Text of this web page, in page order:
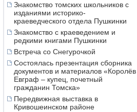
Знакомство томских школьников с
изданиями историко-
краеведческого отдела Пушкинки
Знакомство с краеведением и
редкими книгами Пушкинки
Встреча со Снегурочкой
Состоялась презентация сборника
документов и материалов «Королёв
Евграф – купец, почетный
гражданин Томска»
Передвижная выставка в
Кривошеинском районе